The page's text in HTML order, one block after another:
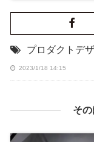
プロダクトデ
2023/1/18 14:15
そ